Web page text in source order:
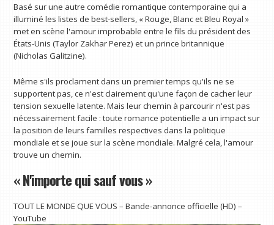
Basé sur une autre comédie romantique contemporaine qui a
illuminé les listes de best-sellers, « Rouge, Blanc et Bleu Royal »
met en scène l'amour improbable entre le fils du président des
États-Unis (Taylor Zakhar Perez) et un prince britannique
(Nicholas Galitzine).
Même s'ils proclament dans un premier temps qu'ils ne se
supportent pas, ce n'est clairement qu'une façon de cacher leur
tension sexuelle latente. Mais leur chemin à parcourir n'est pas
nécessairement facile : toute romance potentielle a un impact sur
la position de leurs familles respectives dans la politique
mondiale et se joue sur la scène mondiale. Malgré cela, l'amour
trouve un chemin.
« N'importe qui sauf vous »
TOUT LE MONDE QUE VOUS – Bande-annonce officielle (HD) –
YouTube